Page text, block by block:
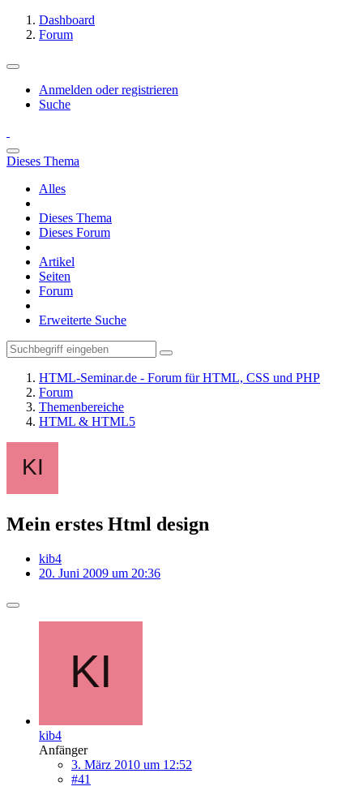
Dashboard
Forum
Anmelden oder registrieren
Suche
Dieses Thema
Alles
Dieses Thema
Dieses Forum
Artikel
Seiten
Forum
Erweiterte Suche
HTML-Seminar.de - Forum für HTML, CSS und PHP
Forum
Themenbereiche
HTML & HTML5
Mein erstes Html design
kib4
20. Juni 2009 um 20:36
kib4
Anfänger
3. März 2010 um 12:52
#41